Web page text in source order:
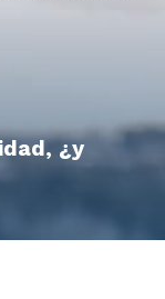
¿y